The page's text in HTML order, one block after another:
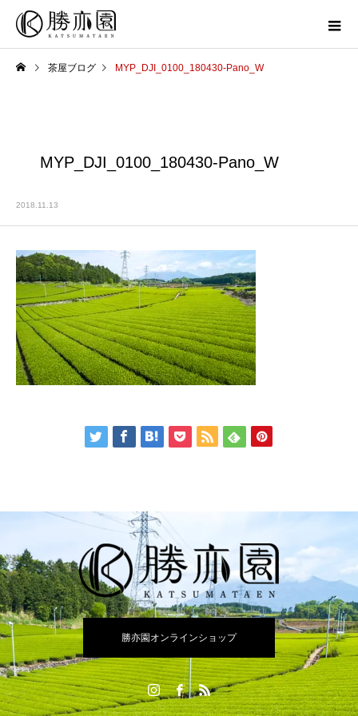
茶屋ブログ MYP_DJI_0100_180430-Pano_W
MYP_DJI_0100_180430-Pano_W
2018.11.13
勝亦園オンラインショップ